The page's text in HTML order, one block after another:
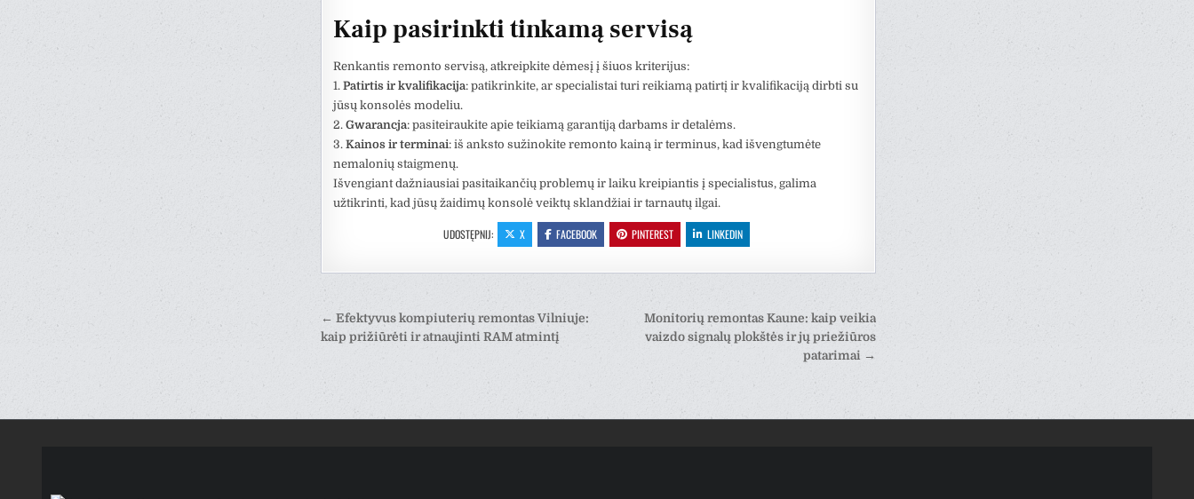
Kaip pasirinkti tinkamą servisą
Renkantis remonto servisą, atkreipkite dėmesį į šiuos kriterijus:
1. Patirtis ir kvalifikacija: patikrinkite, ar specialistai turi reikiamą patirtį ir kvalifikaciją dirbti su
jūsų konsolės modeliu.
2. Gwarancja: pasiteiraukite apie teikiamą garantiją darbams ir detalėms.
3. Kainos ir terminai: iš anksto sužinokite remonto kainą ir terminus, kad išvengtumėte
nemalonių staigmenų.
Išvengiant dažniausiai pasitaikančių problemų ir laiku kreipiantis į specialistus, galima
užtikrinti, kad jūsų žaidimų konsolė veiktų sklandžiai ir tarnautų ilgai.
UDOSTĘPNIJ: X FACEBOOK PINTEREST LINKEDIN
Nawigacja
wpisu
Monitorių remontas Kaune: kaip veikia
vaizdo signalų plokštės ir jų priežiūros
patarimai →
← Efektyvus kompiuterių remontas Vilniuje:
kaip prižiūrėti ir atnaujinti RAM atmintį